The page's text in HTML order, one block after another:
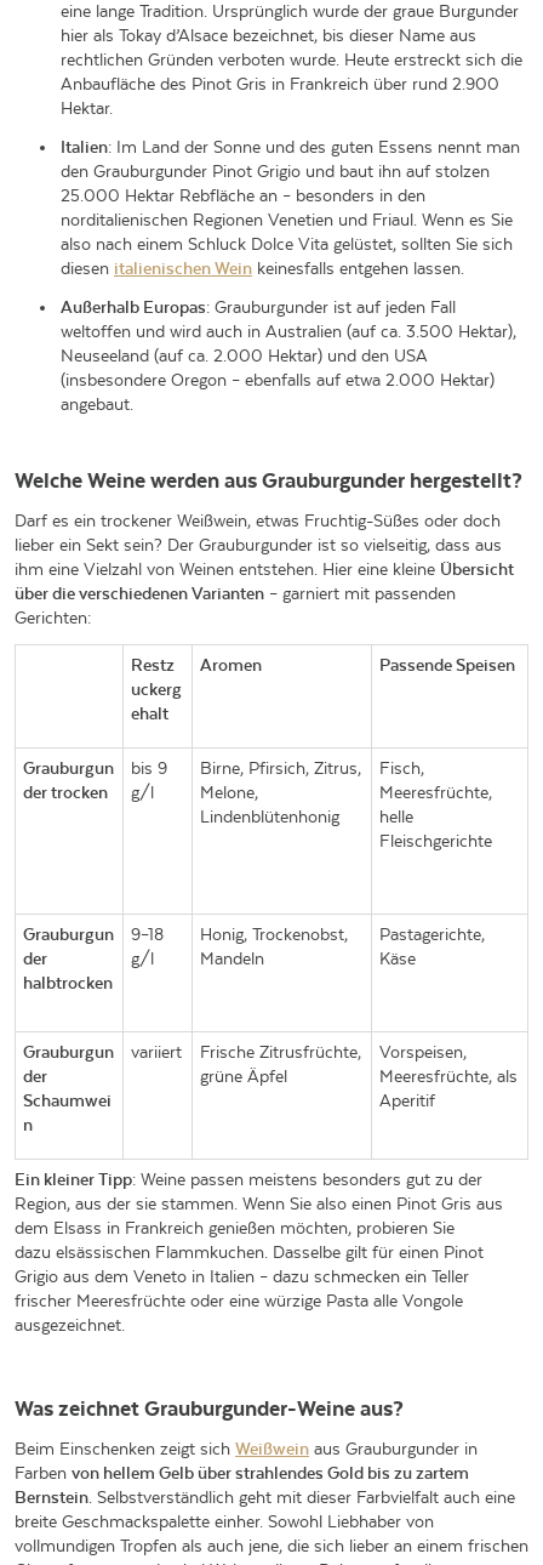
eine lange Tradition. Ursprünglich wurde der graue Burgunder
hier als Tokay d’Alsace bezeichnet, bis dieser Name aus
rechtlichen Gründen verboten wurde. Heute erstreckt sich die
Anbaufläche des Pinot Gris in Frankreich über rund 2.900
Hektar.
Italien: Im Land der Sonne und des guten Essens nennt man
den Grauburgunder Pinot Grigio und baut ihn auf stolzen
25.000 Hektar Rebfläche an – besonders in den
norditalienischen Regionen Venetien und Friaul. Wenn es Sie
also nach einem Schluck Dolce Vita gelüstet, sollten Sie sich
diesen italienischen Wein keinesfalls entgehen lassen.
Außerhalb Europas: Grauburgunder ist auf jeden Fall
weltoffen und wird auch in Australien (auf ca. 3.500 Hektar),
Neuseeland (auf ca. 2.000 Hektar) und den USA
(insbesondere Oregon – ebenfalls auf etwa 2.000 Hektar)
angebaut.
Welche Weine werden aus Grauburgunder hergestellt?
Darf es ein trockener Weißwein, etwas Fruchtig-Süßes oder doch
lieber ein Sekt sein? Der Grauburgunder ist so vielseitig, dass aus
ihm eine Vielzahl von Weinen entstehen. Hier eine kleine Übersicht
über die verschiedenen Varianten – garniert mit passenden
Gerichten:
Restz
uckerg
ehalt
Aromen Passende Speisen
Grauburgun
der trocken
bis 9
g/l
Birne, Pfirsich, Zitrus,
Melone,
Lindenblütenhonig
Fisch,
Meeresfrüchte,
helle
Fleischgerichte
Grauburgun
der
halbtrocken
9–18
g/l
Honig, Trockenobst,
Mandeln
Pastagerichte,
Käse
Grauburgun
der
Schaumwei
n
variiert
Frische Zitrusfrüchte,
grüne Äpfel
Vorspeisen,
Meeresfrüchte, als
Aperitif
Ein kleiner Tipp: Weine passen meistens besonders gut zu der
Region, aus der sie stammen. Wenn Sie also einen Pinot Gris aus
dem Elsass in Frankreich genießen möchten, probieren Sie
dazu elsässischen Flammkuchen. Dasselbe gilt für einen Pinot
Grigio aus dem Veneto in Italien – dazu schmecken ein Teller
frischer Meeresfrüchte oder eine würzige Pasta alle Vongole
ausgezeichnet.
Was zeichnet Grauburgunder-Weine aus?
Beim Einschenken zeigt sich Weißwein aus Grauburgunder in
Farben von hellem Gelb über strahlendes Gold bis zu zartem
Bernstein . Selbstverständlich geht mit dieser Farbvielfalt auch eine
breite Geschmackspalette einher. Sowohl Liebhaber von
vollmundigen Tropfen als auch jene, die sich lieber an einem frischen